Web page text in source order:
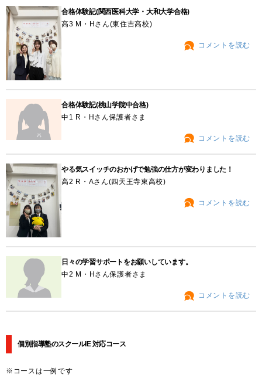
合格体験記(関西医科大学・大和大学合格)
高3 M・Hさん(東住吉高校)
コメントを読む
合格体験記(桃山学院中合格)
中1 R・Hさん保護者さま
コメントを読む
やる気スイッチのおかげで勉強の仕方が変わりました！
高2 R・Aさん(四天王寺東高校)
コメントを読む
日々の学習サポートをお願いしています。
中2 M・Hさん保護者さま
コメントを読む
個別指導塾のスクールIE 対応コース
※コースは一例です